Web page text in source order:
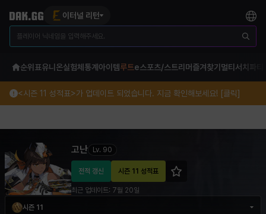
이터널 리턴
순위표유니온실험체 통계 아이템루트e스포츠/스트리머 즐겨찾기 멀티서치 파티
<시즌 11 성적표>가 업데이트 되었습니다. 지금 확인해보세요! [클릭]
고난
Lv. 90
전적 갱신 시즌 11 성적표
최근 업데이트: 7월 20일
시즌 11